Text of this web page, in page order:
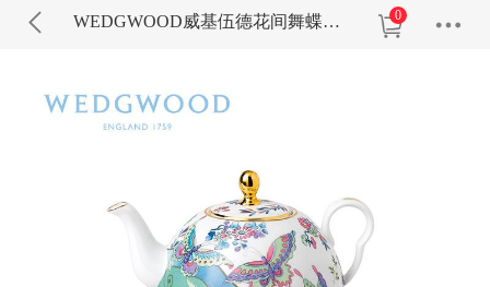
WEDGWOOD威基伍德花间舞蝶一人悦享茶具 0